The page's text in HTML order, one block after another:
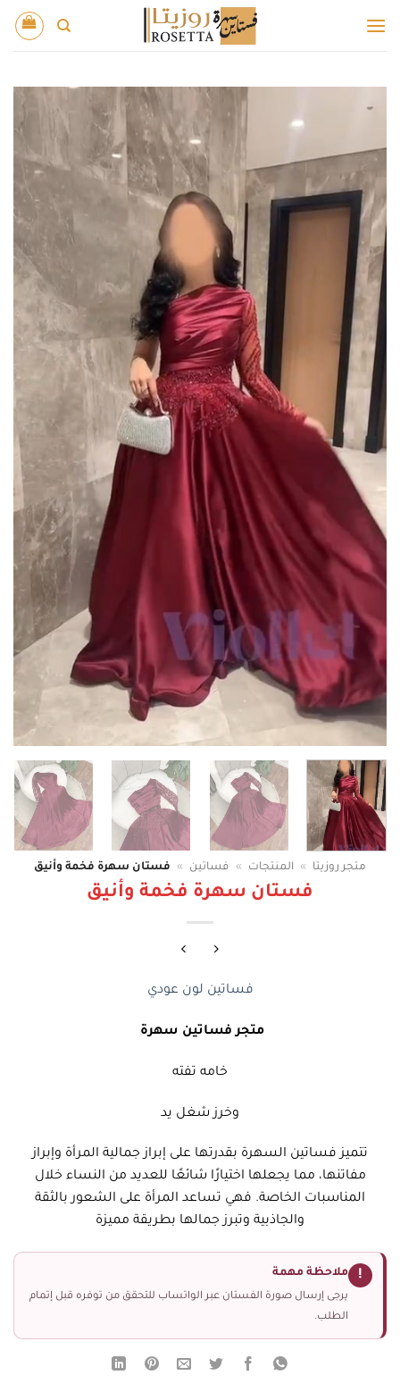
للمحتوى
متجر روزيتا » المنتجات » فساتين » فستان سهرة فخمة وأنيق
فستان سهرة فخمة وأنيق
فساتين لون عودي
متجر فساتين سهرة
خامه تفته
وخرز شغل يد
تتميز فساتين السهرة بقدرتها على إبراز جمالية المرأة وإبراز
مفاتنها، مما يجعلها اختيارًا شائعًا للعديد من النساء خلال
المناسبات الخاصة. فهي تساعد المرأة على الشعور بالثقة
والجاذبية وتبرز جمالها بطريقة مميزة
! ملاحظة مهمة
يرجى إرسال صورة الفستان عبر الواتساب للتحقق من توفره قبل إتمام
الطلب.